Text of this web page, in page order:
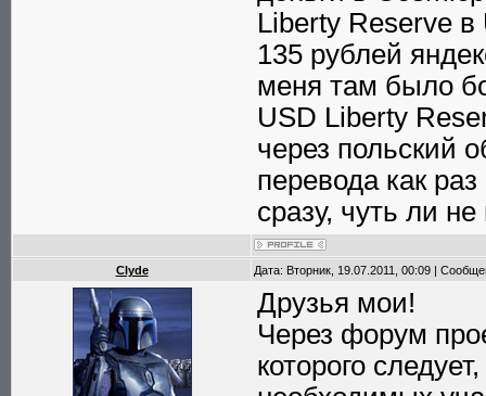
Liberty Reserve
135 рублей
меня там было
USD Liberty
через польский
перевода как
сразу, чуть ли
Clyde Дата: Вторник, 19.07.2011, 00:09 |
Друзья мои!
Через форум
которого